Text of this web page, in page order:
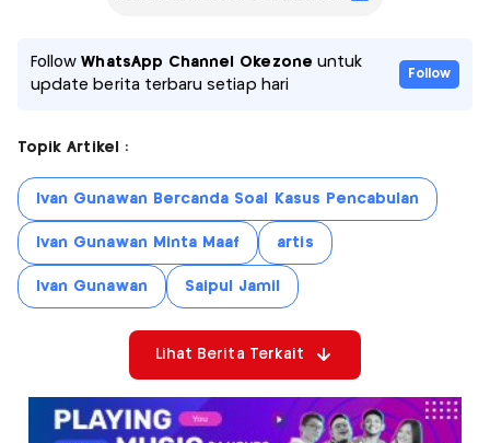
FollowWhatsApp Channel Okezone untuk
update berita terbaru setiap hari
Follow
Topik Artikel :
Ivan Gunawan Bercanda Soal Kasus Pencabulan
Ivan Gunawan Minta Maaf artis
Ivan Gunawan Saipul Jamil
Lihat Berita Terkait